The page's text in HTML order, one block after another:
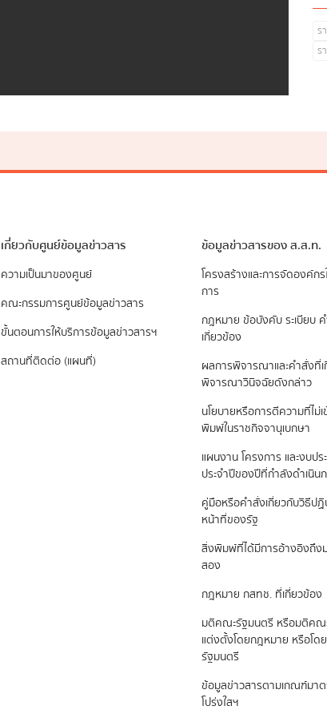
ร
ร
เกี่ยวกับศูนย์ข้อมูลข่าวสาร
ความเป็นมาของศูนย์
คณะกรรมการศูนย์ข้อมูลข่าวสาร
ขั้นตอนการให้บริการข้อมูลข่าวสารฯ
สถานที่ติดต่อ (แผนที่)
ข้อมูลข่าวสารของ ส.ส.ท.
โครงสร้างและการจัดองค์กร
การ
กฎหมาย ข้อบังคับ ระเบียบ
เกี่ยวข้อง
ผลการพิจารณาและคำสั่งที่เ
พิจารณาวินิจฉัยดังกล่าว
นโยบายหรือการตีความที่ไม่
พิมพ์ในราชกิจจานุเบกษา
แผนงาน โครงการ และงบป
ประจำปีของปีที่กำลังดำเนิน
คู่มือหรือคำสั่งเกี่ยวกับวิธีป
หน้าที่ของรัฐ
สิ่งพิมพ์ที่ได้มีการอ้างอิงถึง
สอง
กฎหมาย กสทช. ที่เกี่ยวข้อง
มติคณะรัฐมนตรี หรือมติคณ
แต่งตั้งโดยกฎหมาย หรือโ
รัฐมนตรี
ข้อมูลข่าวสารตามเกณฑ์มา
โปร่งใสฯ